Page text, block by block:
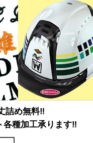
詰め無料‼
各種加工承ります‼